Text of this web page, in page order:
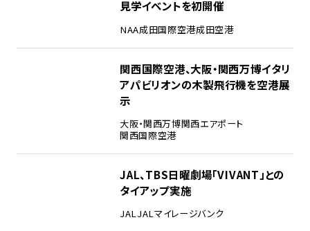
見学イベントを初開催
NAA成田国際空港成田空港
関西国際空港、大阪・関西万博イタリ
アパビリオンの木製飛行機を空港展
示
大阪・関西万博関西エアポート
関西国際空港
JAL、TBS日曜劇場「VIVANT」との
タイアップ実施
JALJALマイレージバンク